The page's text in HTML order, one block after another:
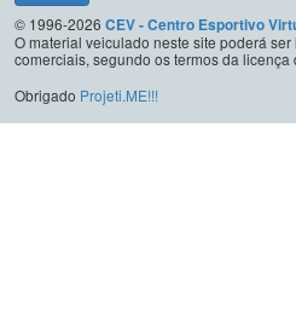
© 1996-2026 CEV - Centro Esportivo
O material veiculado neste site poderá
comerciais, segundo os termos da licença
Obrigado Projeti.ME!!!